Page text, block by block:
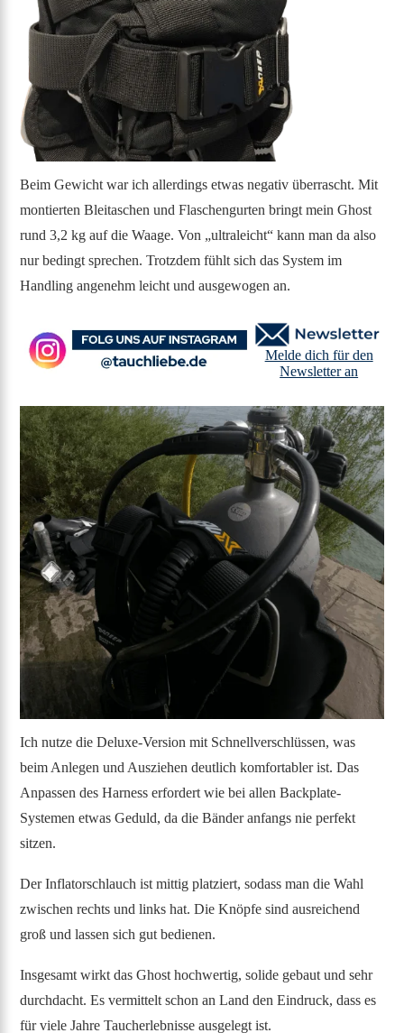
Beim Gewicht war ich allerdings etwas negativ überrascht. Mit
montierten Bleitaschen und Flaschengurten bringt mein Ghost
rund 3,2 kg auf die Waage. Von „ultraleicht“ kann man da also
nur bedingt sprechen. Trotzdem fühlt sich das System im
Handling angenehm leicht und ausgewogen an.
Melde dich für den
Newsletter an
Ich nutze die Deluxe-Version mit Schnellverschlüssen, was
beim Anlegen und Ausziehen deutlich komfortabler ist. Das
Anpassen des Harness erfordert wie bei allen Backplate-
Systemen etwas Geduld, da die Bänder anfangs nie perfekt
sitzen.
Der Inflatorschlauch ist mittig platziert, sodass man die Wahl
zwischen rechts und links hat. Die Knöpfe sind ausreichend
groß und lassen sich gut bedienen.
Insgesamt wirkt das Ghost hochwertig, solide gebaut und sehr
durchdacht. Es vermittelt schon an Land den Eindruck, dass es
für viele Jahre Taucherlebnisse ausgelegt ist.